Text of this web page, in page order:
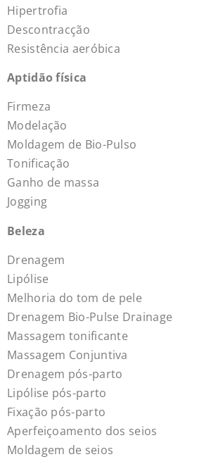
Hipertrofia
Descontracção
Resistência aeróbica
Aptidão física
Firmeza
Modelação
Moldagem de Bio-Pulso
Tonificação
Ganho de massa
Jogging
Beleza
Drenagem
Lipólise
Melhoria do tom de pele
Drenagem Bio-Pulse Drainage
Massagem tonificante
Massagem Conjuntiva
Drenagem pós-parto
Lipólise pós-parto
Fixação pós-parto
Aperfeiçoamento dos seios
Moldagem de seios